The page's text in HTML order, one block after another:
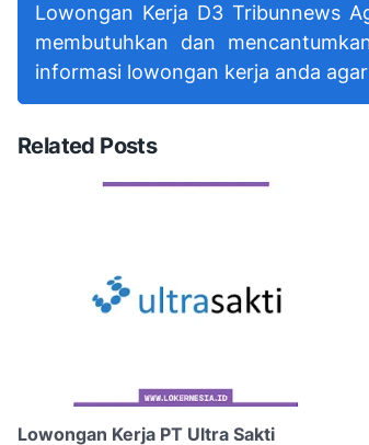
Lowongan Kerja D3 Tribunnews
membutuhkan dan
informasi lowongan kerja anda
Related Posts
Lowongan Kerja PT Ultra Sakti